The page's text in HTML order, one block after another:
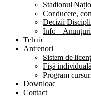
Stadionul
Conducere,
Decizii
Info – Anunțuri
Tehnic
Antrenori
Sistem de
Fișă
Program
Download
Contact